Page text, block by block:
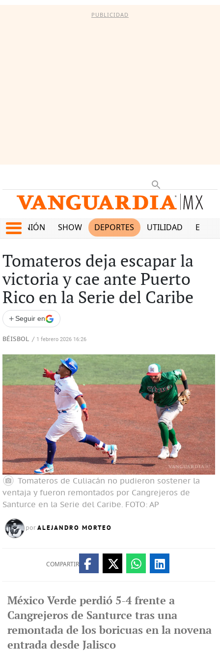
PUBLICIDAD
OPINIÓN SHOW DEPORTES UTILIDAD
Tomateros deja escapar la
victoria y cae ante Puerto
Rico en la Serie del Caribe
+ Seguir en
BÉISBOL / 1 febrero 2026 16:26
Tomateros de Culiacán no pudieron sostener la
ventaja y fueron remontados por Cangrejeros de
Santurce en la Serie del Caribe. FOTO: AP
por ALEJANDRO MORTEO
COMPARTIR
México Verde perdió 5-4 frente a
Cangrejeros de Santurce tras una
remontada de los boricuas en la novena
entrada desde Jalisco